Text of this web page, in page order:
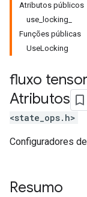
Atributos públicos
use_locking_
Funções públicas
UseLocking
fluxo tensor
Atributos
<state_ops.h>
Configuradores
Resumo